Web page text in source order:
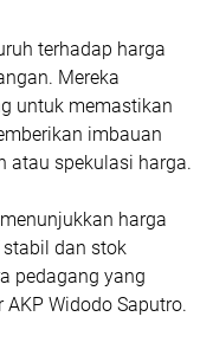
terhadap harga
Mereka
untuk memastikan
imbauan
atau spekulasi harga.
harga
dan stok
pedagang yang
AKP Widodo Saputro.